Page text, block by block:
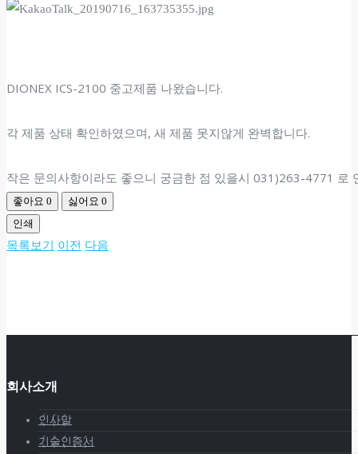
DIONEX ICS-2100 중고제품 나왔습니다.
각 제품 상태 확인하였으며, 새 제품 못지않게 완벽합니다.
작은 문의사항이라도 좋으니 궁금한 점 있을시 031)263-4771 로
좋아요 0 싫어요 0
인쇄
목록보기 이전 다음
회사소개
인사말
기술인증서